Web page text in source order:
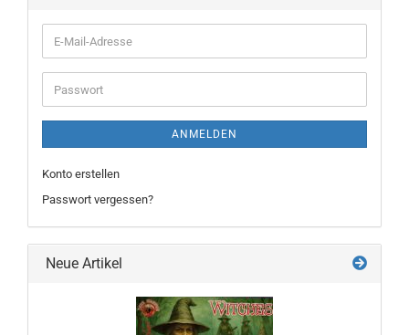
E-
Mail-
Adresse
Passwort
ANMELDEN
Konto erstellen
Passwort vergessen?
Neue Artikel